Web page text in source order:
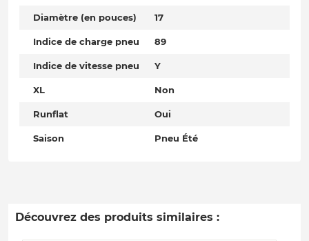
Diamètre (en pouces) 17
Indice de charge pneu 89
Indice de vitesse pneu Y
XL Non
Runflat Oui
Saison Pneu Été
Découvrez des produits similaires :